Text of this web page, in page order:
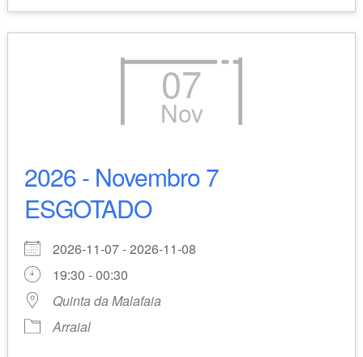
07
Nov
2026 - Novembro 7
ESGOTADO
2026-11-07 - 2026-11-08
19:30 - 00:30
Quinta da Malafaia
Arraial